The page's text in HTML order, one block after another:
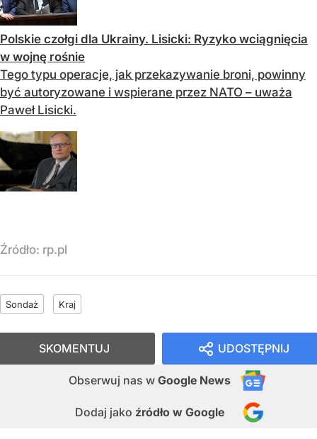
Polskie czołgi dla Ukrainy. Lisicki: Ryzyko wciągnięcia
w wojnę rośnie
Tego typu operacje, jak przekazywanie broni, powinny
być autoryzowane i wspierane przez NATO – uważa
Paweł Lisicki.
Źródło: rp.pl
Sondaż Kraj
UDOSTĘPNIJ
Obserwuj nas w Google News
Dodaj jako źródło w Google
SKOMENTUJ